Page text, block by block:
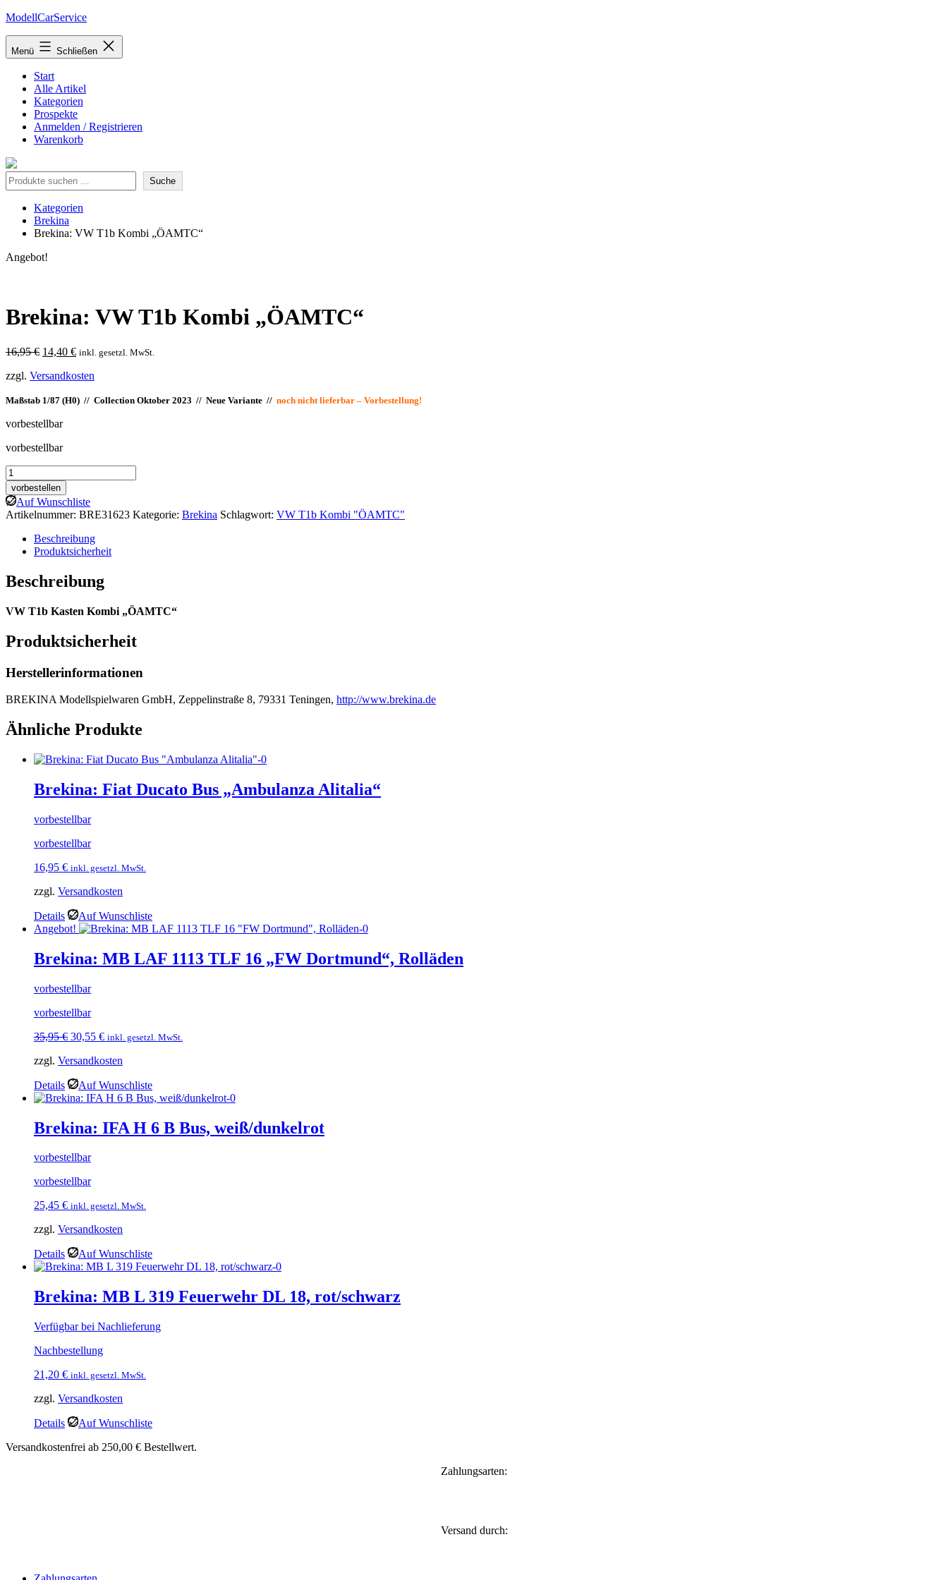
Zum
springen
ModellCarService
Menü Schließen
Start
Alle Artikel
Kategorien
Prospekte
Anmelden / Registrieren
Warenkorb
Suche Suche
Kategorien
Brekina
Brekina: VW T1b Kombi „ÖAMTC“
Angebot!
Brekina: VW T1b Kombi „ÖAMTC“
16,95€ Ursprünglicher
war:
14,40 €Aktueller
ist:
inkl. gesetzl. MwSt.
zzgl. Versandkosten
Maßstab 1/87 (H0) // Collection Oktober 2023 // Neue Variante // noch nicht lieferbar – Vorbestellung!
vorbestellbar
vorbestellbar
Brekina:
VW
T1b
Kombi
"ÖAMTC"
Menge
vorbestellen
Auf Wunschliste
Artikelnummer: BRE31623 Kategorie: Brekina Schlagwort: VW T1b Kombi "ÖAMTC"
Beschreibung
Produktsicherheit
Beschreibung
VW T1b Kasten Kombi „ÖAMTC“
Produktsicherheit
Herstellerinformationen
BREKINA Modellspielwaren GmbH, Zeppelinstraße 8, 79331 Teningen, http://www.brekina.de
Ähnliche Produkte
Brekina: Fiat Ducato Bus „Ambulanza Alitalia“
vorbestellbar
vorbestellbar
16,95 € inkl. gesetzl. MwSt.
zzgl. Versandkosten
Details
Auf Wunschliste
Angebot!
Brekina: MB LAF 1113 TLF 16 „FW Dortmund“, Rolläden
vorbestellbar
vorbestellbar
35,95€ Ursprünglicher
war:
30,55 €Aktueller
ist:
inkl. gesetzl. MwSt.
zzgl. Versandkosten
Details Auf Wunschliste
Brekina: IFA H 6 B Bus, weiß/dunkelrot
vorbestellbar
vorbestellbar
25,45 € inkl. gesetzl. MwSt.
zzgl. Versandkosten
Details Auf Wunschliste
Brekina: MB L 319 Feuerwehr DL 18, rot/schwarz
Verfügbar bei Nachlieferung
Nachbestellung
21,20 € inkl. gesetzl. MwSt.
zzgl. Versandkosten
Details
Auf Wunschliste
Versandkostenfrei ab 250,00 € Bestellwert.
Zahlungsarten:
Versand durch: